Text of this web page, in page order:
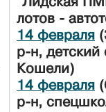
лотов -
14 февраля
р-н, детский
Кошели)
14 февраля
р-н,